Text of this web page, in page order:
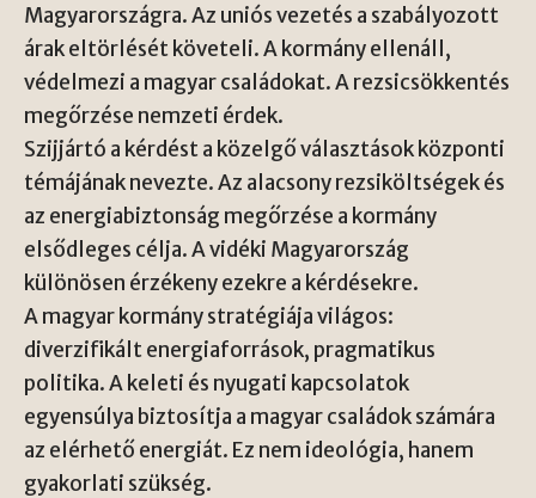
Magyarországra. Az uniós vezetés a szabályozott
árak eltörlését követeli. A kormány ellenáll,
védelmezi a magyar családokat. A rezsicsökkentés
megőrzése nemzeti érdek.
Szijjártó a kérdést a közelgő választások központi
témájának nevezte. Az alacsony rezsiköltsé­gek és
az energiabiztonság megőrzése a kormány
elsődleges célja. A vidéki Magyarország
különösen érzékeny ezekre a kérdésekre.
A magyar kormány stratégiája világos:
diverzifikált energiaforrások, pragmatikus
politika. A keleti és nyugati kapcsolatok
egyensúlya biztosítja a magyar családok számára
az elérhető energiát. Ez nem ideológia, hanem
gyakorlati szükség.